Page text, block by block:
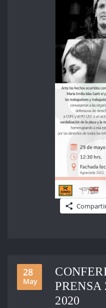
28
May
2020